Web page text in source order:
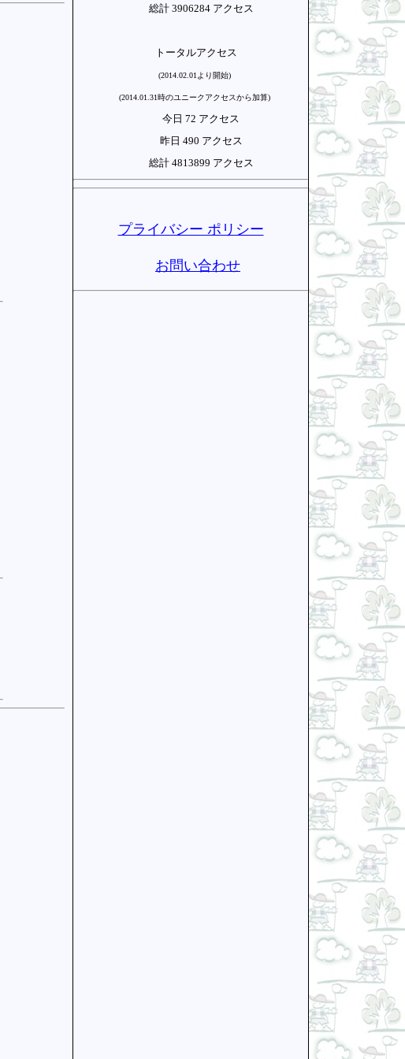
総計 3906284 アクセス
トータルアクセス
(2014.02.01より開始)
(2014.01.31時のユニークアクセスから加算)
今日 72 アクセス
昨日 490 アクセス
総計 4813899 アクセス
プライバシー ポリシー
お問い合わせ